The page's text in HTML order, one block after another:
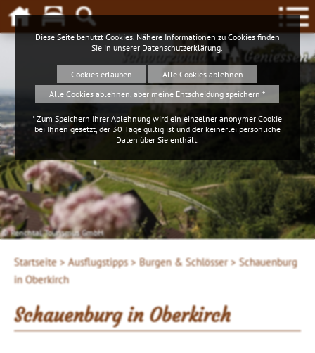
Schwarzwald Geniessen
© Renchtal Tourismus GmbH
Startseite > Ausflugstipps > Burgen & Schlösser > Schauenburg
in Oberkirch
Schauenburg in Oberkirch
Diese Seite benutzt Cookies. Nähere Informationen zu Cookies finden
Sie in unserer Datenschutzerklärung.
Cookies erlauben
Alle Cookies ablehnen
Alle Cookies ablehnen, aber meine Entscheidung speichern *
* Zum Speichern Ihrer Ablehnung wird ein einzelner anonymer Cookie
bei Ihnen gesetzt, der 30 Tage gültig ist und der keinerlei persönliche
Daten über Sie enthält.